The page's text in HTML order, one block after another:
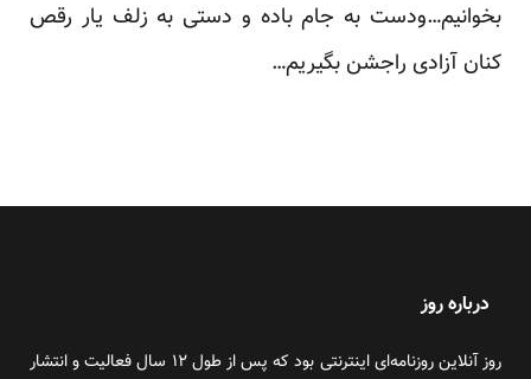
بخوانیم…ودست به جام باده و دستی به زلف یار رقص
کنان آزادی راجشن بگیریم…
درباره روز
روز آنلاین روزنامه‌ای اینترنتی بود که پس از طول ۱۲ سال فعالیت و انتشار